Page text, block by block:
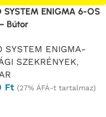
SYSTEM ENIGMA 6-OS
Bútor
SYSTEM ENIGMA-
SZEKRÉNYEK,
Ft (27% ÁFÁ-t tartalmaz)